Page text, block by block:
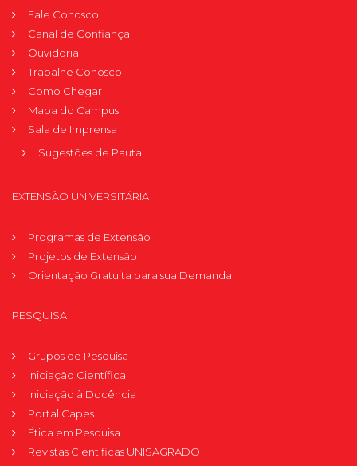
Fale Conosco
Canal de Confiança
Ouvidoria
Trabalhe Conosco
Como Chegar
Mapa do Campus
Sala de Imprensa
Sugestões de Pauta
EXTENSÃO UNIVERSITÁRIA
Programas de Extensão
Projetos de Extensão
Orientação Gratuita para sua Demanda
PESQUISA
Grupos de Pesquisa
Iniciação Científica
Iniciação à Docência
Portal Capes
Ética em Pesquisa
Revistas Científicas UNISAGRADO